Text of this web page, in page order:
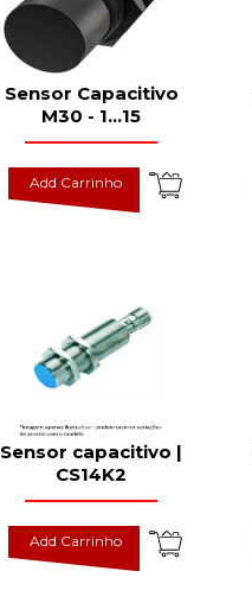
Sensor Capacitivo
M30 - 1...15
Add Carrinho
Sensor capacitivo |
CS14K2
Add Carrinho